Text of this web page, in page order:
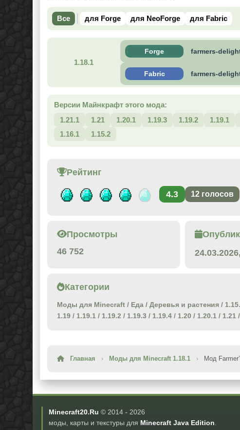
Все для Forge для NeoForge для Fabric
1.18.1
Forge farmers-
Fabric farmers-
Версии Майнкрафт этого мода:
1.21.1
1.21 1.20.1 1.19.3 1.19.2 1.19.1
1.16.1
1.15.2
Рейтинг
4.3 12 голосов
Просмотры
46 752
Категории
Моды для Minecraft / Еда / Деревья и растения /
1.19 / 1.19.1 / 1.19.2 / 1.19.3 / 1.19.4 / 1.20 / 1.20.1 / 1.21 /
Главная › Моды для Minecraft 1.18.1 › Мод
Minecraft20.Ru © 2014 - 2026
моды, карты и текстуры для Minecraft Java Edition